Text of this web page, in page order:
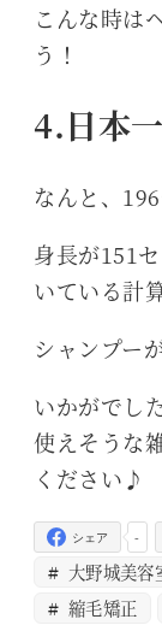
こんな時は
う！
4.日本
なんと、
身長が151
いている計
シャンプー
いかがでし
使えそうな
ください♪
-
シェア
大野城美容
縮毛矯正